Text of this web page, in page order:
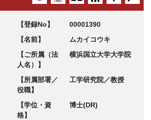
【登録No】
00001390
【名前】
ムカイコウキ
【ご所属（法
人名）】
横浜国立大学大学院
【所属部署／
役職】
工学研究院／教授
【学位・資
格】
博士(DR)